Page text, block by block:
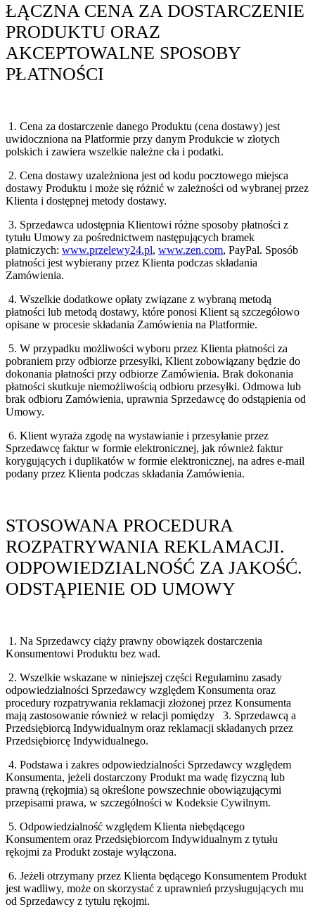
ŁĄCZNA CENA ZA DOSTARCZENIE
PRODUKTU ORAZ
AKCEPTOWALNE SPOSOBY
PŁATNOŚCI
1. Cena za dostarczenie danego Produktu (cena dostawy) jest
uwidoczniona na Platformie przy danym Produkcie w złotych
polskich i zawiera wszelkie należne cła i podatki.
2. Cena dostawy uzależniona jest od kodu pocztowego miejsca
dostawy Produktu i może się różnić w zależności od wybranej przez
Klienta i dostępnej metody dostawy.
3. Sprzedawca udostępnia Klientowi różne sposoby płatności z
tytułu Umowy za pośrednictwem następujących bramek
płatniczych: www.przelewy24.pl, www.zen.com, PayPal. Sposób
płatności jest wybierany przez Klienta podczas składania
Zamówienia.
4. Wszelkie dodatkowe opłaty związane z wybraną metodą
płatności lub metodą dostawy, które ponosi Klient są szczegółowo
opisane w procesie składania Zamówienia na Platformie.
5. W przypadku możliwości wyboru przez Klienta płatności za
pobraniem przy odbiorze przesyłki, Klient zobowiązany będzie do
dokonania płatności przy odbiorze Zamówienia. Brak dokonania
płatności skutkuje niemożliwością odbioru przesyłki. Odmowa lub
brak odbioru Zamówienia, uprawnia Sprzedawcę do odstąpienia od
Umowy.
6. Klient wyraża zgodę na wystawianie i przesyłanie przez
Sprzedawcę faktur w formie elektronicznej, jak również faktur
korygujących i duplikatów w formie elektronicznej, na adres e-mail
podany przez Klienta podczas składania Zamówienia.
STOSOWANA PROCEDURA
ROZPATRYWANIA REKLAMACJI.
ODPOWIEDZIALNOŚĆ ZA JAKOŚĆ.
ODSTĄPIENIE OD UMOWY
1. Na Sprzedawcy ciąży prawny obowiązek dostarczenia
Konsumentowi Produktu bez wad.
2. Wszelkie wskazane w niniejszej części Regulaminu zasady
odpowiedzialności Sprzedawcy względem Konsumenta oraz
procedury rozpatrywania reklamacji złożonej przez Konsumenta
mają zastosowanie również w relacji pomiędzy 3. Sprzedawcą a
Przedsiębiorcą Indywidualnym oraz reklamacji składanych przez
Przedsiębiorcę Indywidualnego.
4. Podstawa i zakres odpowiedzialności Sprzedawcy względem
Konsumenta, jeżeli dostarczony Produkt ma wadę fizyczną lub
prawną (rękojmia) są określone powszechnie obowiązującymi
przepisami prawa, w szczególności w Kodeksie Cywilnym.
5. Odpowiedzialność względem Klienta niebędącego
Konsumentem oraz Przedsiębiorcom Indywidualnym z tytułu
rękojmi za Produkt zostaje wyłączona.
6. Jeżeli otrzymany przez Klienta będącego Konsumentem Produkt
jest wadliwy, może on skorzystać z uprawnień przysługujących mu
od Sprzedawcy z tytułu rękojmi.